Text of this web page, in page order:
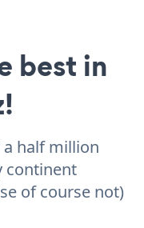
best in
a half million
continent
of course not)